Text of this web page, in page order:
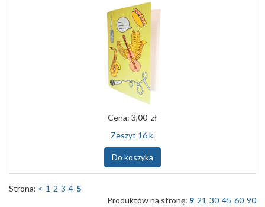
Cena: 3,00 zł
Zeszyt 16 k.
Do koszyka
Strona: < 1 2 3 4 5
Produktów na stronę: 9 21 30 45 60 90